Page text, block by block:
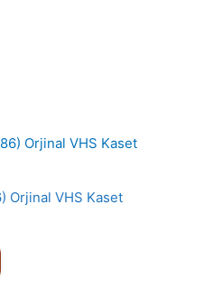
Orjinal VHS Kaset